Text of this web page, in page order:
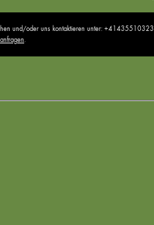
und/oder uns kontaktieren unter: +41435510323